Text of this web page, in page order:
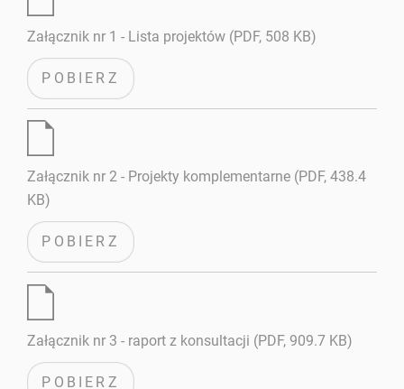
Załącznik nr 1 - Lista projektów (PDF, 508 KB)
POBIERZ
Załącznik nr 2 - Projekty komplementarne (PDF, 438.4
KB)
POBIERZ
Załącznik nr 3 - raport z konsultacji (PDF, 909.7 KB)
POBIERZ